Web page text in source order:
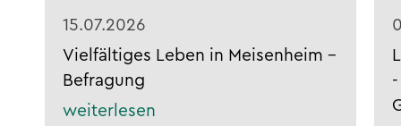
15.07.2026
Vielfältiges Leben in Meisenheim -
Befragung
weiterlesen